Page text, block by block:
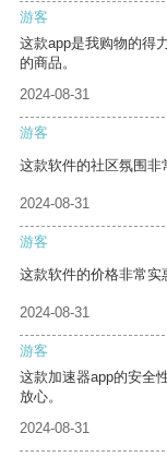
游客
这款app是我购物的得
的商品。
2024-08-31
游客
这款软件的社区氛围非
2024-08-31
游客
这款软件的价格非常实
2024-08-31
游客
这款加速器app的安全
放心。
2024-08-31